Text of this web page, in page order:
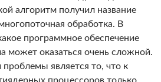
алгоритм получил название
обработка. В
программное обеспечение
может оказаться очень сложной.
является то, что к